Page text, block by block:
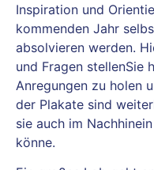
Inspiration und
kommenden Jahr
absolvieren werden.
und Fragen stellenSie
Anregungen zu holen
der Plakate sind
sie auch im
könne.